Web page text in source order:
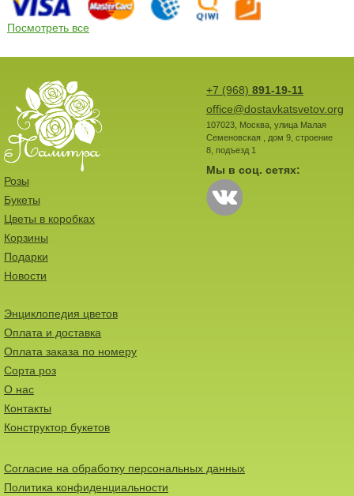
Посмотреть все
+7 (968) 891-19-11
office@dostavkatsvetov.org
107023, Москва, улица Малая
Семеновская , дом 9, строение
8, подъезд 1
Мы в соц. сетях:
Розы
Букеты
Цветы в коробках
Корзины
Подарки
Новости
Энциклопедия цветов
Оплата и доставка
Оплата заказа по номеру
Сорта роз
О нас
Контакты
Конструктор букетов
Согласие на обработку персональных данных
Политика конфиденциальности